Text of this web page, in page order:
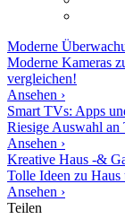
Moderne
Moderne Kameras
vergleichen!
Ansehen ›
Smart TVs: Apps
Riesige Auswahl an
Ansehen ›
Kreative Haus -&
Tolle Ideen zu Haus
Ansehen ›
Teilen